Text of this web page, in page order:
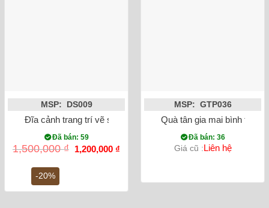
-20%
MSP: DS009
Đĩa cảnh trang trí vẽ sen cá phi 38cm
Đã bán: 59
1,500,000₫
Giá
gốc
1,200,000 ₫
1,200,000 ₫.
MSP: GTP036
Quà tân gia mai bình tích
Đã bán: 36
Giá cũ :Liên hệ